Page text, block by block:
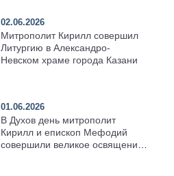
02.06.2026
Митрополит Кирилл совершил
Литургию в Александро-
Невском храме города Казани
01.06.2026
В Духов день митрополит
Кирилл и епископ Мефодий
совершили великое освящение